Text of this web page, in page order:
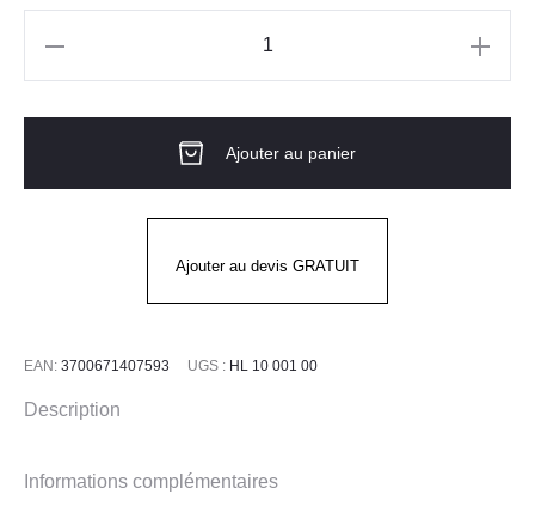
Lampe
SAFETY
Ajouter au panier
Ajouter au devis GRATUIT
EAN: 3700671407593 UGS : HL 10 001 00
Description
Informations complémentaires